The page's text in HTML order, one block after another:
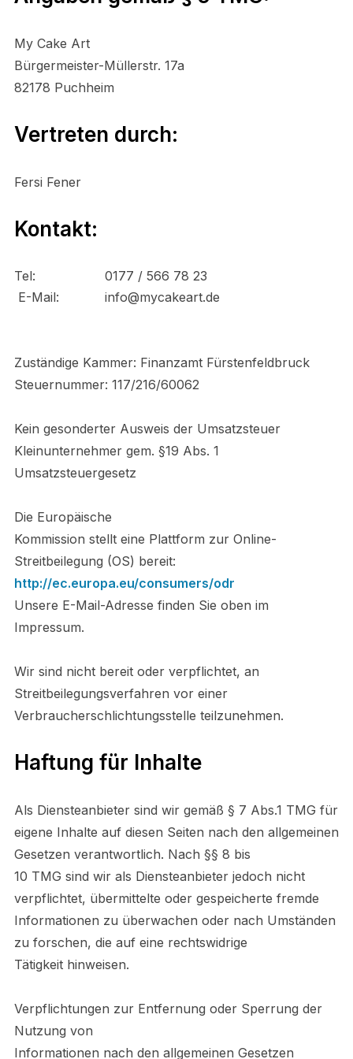
My Cake Art
Bürgermeister-Müllerstr. 17a
82178 Puchheim
Vertreten durch:
Fersi Fener
Kontakt:
Tel:
0177 / 566 78 23
E-Mail:
info@mycakeart.de
Zuständige Kammer: Finanzamt Fürstenfeldbruck
Steuernummer: 117/216/60062
Kein gesonderter Ausweis der Umsatzsteuer
Kleinunternehmer gem. §19 Abs. 1
Umsatzsteuergesetz
Die Europäische
Kommission stellt eine Plattform zur Online-
Streitbeilegung (OS) bereit:
http://ec.europa.eu/consumers/odr
Unsere E-Mail-Adresse finden Sie oben im
Impressum.
Wir sind nicht bereit oder verpflichtet, an
Streitbeilegungsverfahren vor einer
Verbraucherschlichtungsstelle teilzunehmen.
Haftung für Inhalte
Als Diensteanbieter sind wir gemäß § 7 Abs.1 TMG für
eigene Inhalte auf diesen Seiten nach den allgemeinen
Gesetzen verantwortlich. Nach §§ 8 bis
10 TMG sind wir als Diensteanbieter jedoch nicht
verpflichtet, übermittelte oder gespeicherte fremde
Informationen zu überwachen oder nach Umständen
zu forschen, die auf eine rechtswidrige
Tätigkeit hinweisen.
Verpflichtungen zur Entfernung oder Sperrung der
Nutzung von
Informationen nach den allgemeinen Gesetzen